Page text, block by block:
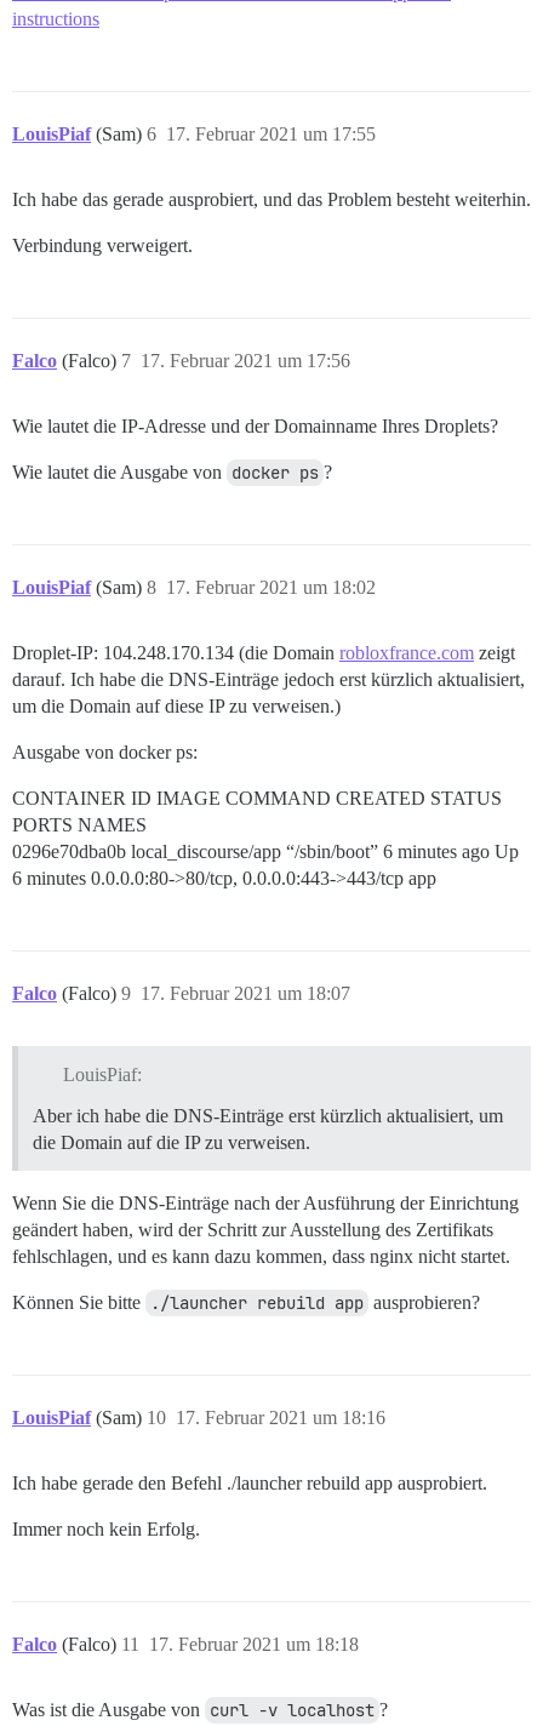
instructions
LouisPiaf (Sam) 17. Februar 2021 um 17:55
6
Ich habe das gerade ausprobiert, und das Problem besteht weiterhin.
Verbindung verweigert.
Falco (Falco) 17. Februar 2021 um 17:56
7
Wie lautet die IP-Adresse und der Domainname Ihres Droplets?
Wie lautet die Ausgabe von docker ps ?
LouisPiaf (Sam) 17. Februar 2021 um 18:02
8
Droplet-IP: 104.248.170.134 (die Domain robloxfrance.com zeigt
darauf. Ich habe die DNS-Einträge jedoch erst kürzlich aktualisiert,
um die Domain auf diese IP zu verweisen.)
Ausgabe von docker ps:
CONTAINER ID IMAGE COMMAND CREATED STATUS
PORTS NAMES
0296e70dba0b local_discourse/app “/sbin/boot” 6 minutes ago Up
6 minutes 0.0.0.0:80->80/tcp, 0.0.0.0:443->443/tcp app
Falco (Falco) 17. Februar 2021 um 18:07
9
LouisPiaf:
Aber ich habe die DNS-Einträge erst kürzlich aktualisiert, um
die Domain auf die IP zu verweisen.
Wenn Sie die DNS-Einträge nach der Ausführung der Einrichtung
geändert haben, wird der Schritt zur Ausstellung des Zertifikats
fehlschlagen, und es kann dazu kommen, dass nginx nicht startet.
Können Sie bitte ./launcher rebuild app ausprobieren?
LouisPiaf (Sam) 17. Februar 2021 um 18:16
10
Ich habe gerade den Befehl ./launcher rebuild app ausprobiert.
Immer noch kein Erfolg.
Falco (Falco) 17. Februar 2021 um 18:18
11
Was ist die Ausgabe von curl -v localhost ?